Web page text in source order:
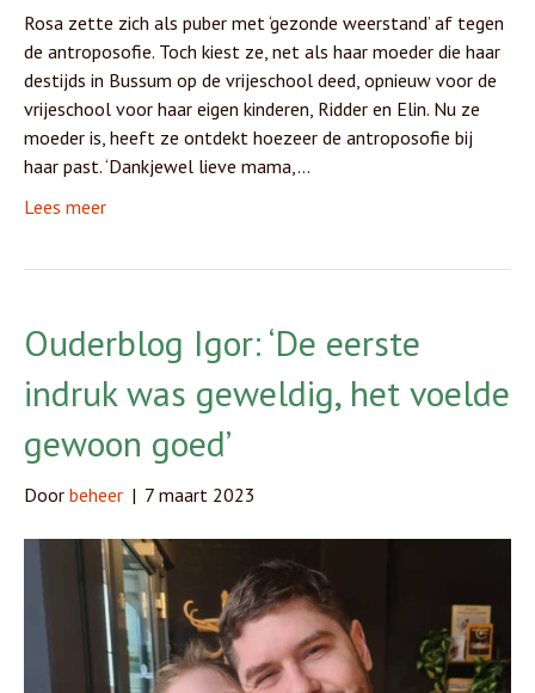
Rosa zette zich als puber met ‘gezonde weerstand’ af tegen
de antroposofie. Toch kiest ze, net als haar moeder die haar
destijds in Bussum op de vrijeschool deed, opnieuw voor de
vrijeschool voor haar eigen kinderen, Ridder en Elin. Nu ze
moeder is, heeft ze ontdekt hoezeer de antroposofie bij
haar past. ‘Dankjewel lieve mama,…
Lees meer
Ouderblog Igor: ‘De eerste
indruk was geweldig, het voelde
gewoon goed’
Door beheer | 7 maart 2023